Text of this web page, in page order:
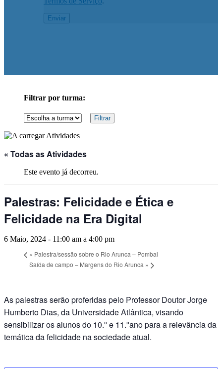
Filtrar por turma:
« Todas as Atividades
Este evento já decorreu.
Palestras: Felicidade e Ética e
Felicidade na Era Digital
6 Maio, 2024 - 11:00 am a 4:00 pm
« Palestra/sessão sobre o Rio Arunca – Pombal
Saída de campo – Margens do Rio Arunca »
As palestras serão proferidas pelo Professor Doutor Jorge
Humberto Dias, da Universidade Atlântica, visando
sensibilizar os alunos do 10.º e 11.ºano para a relevância da
temática da felicidade na sociedade atual.